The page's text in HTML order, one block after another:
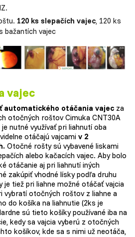
120 ks slepačích vajec, 120 ks
bažantích vajec
vajec
automatického otáčania vajec za
otočných roštov Cimuka CNT30A
nutné využívať pri liahnutí oba
otáčajú vajcami v 2
Otočné rošty sú vybavené liskami
alebo kačacích vajec. Aby bolo
otáčanie aj pri liahnutí iných
zakúpiť vhodné lísky podľa druhu
je tiež pri liahne možné otáčať vajcia
vybratí otočných roštov z liahne a
do košíka na liahnutie (2ks je
sú tieto košíky používané iba na
kedy sa vajcia vyberú z otočných
košíkov, kde sa s nimi už neotáča,